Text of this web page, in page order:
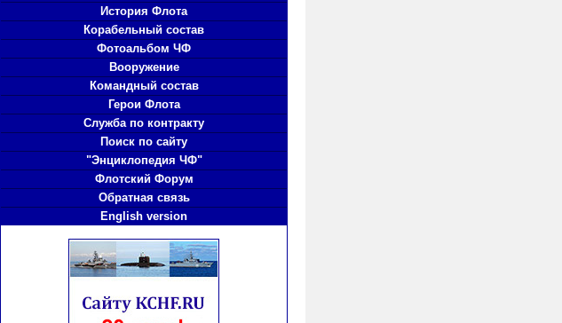
История Флота
Корабельный состав
Фотоальбом ЧФ
Вооружение
Командный состав
Герои Флота
Служба по контракту
Поиск по сайту
"Энциклопедия ЧФ"
Флотский Форум
Обратная связь
English version